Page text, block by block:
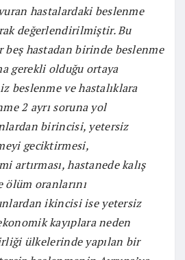
hastalardaki beslenme
değerlendirilmiştir. Bu
beş hastadan birinde beslenme
gerekli olduğu ortaya
beslenme ve hastalıklara
2 ayrı soruna yol
birincisi, yetersiz
geciktirmesi,
artırması, hastanede kalış
ölüm oranlarını
ikincisi ise yetersiz
kayıplara neden
ülkelerinde yapılan bir